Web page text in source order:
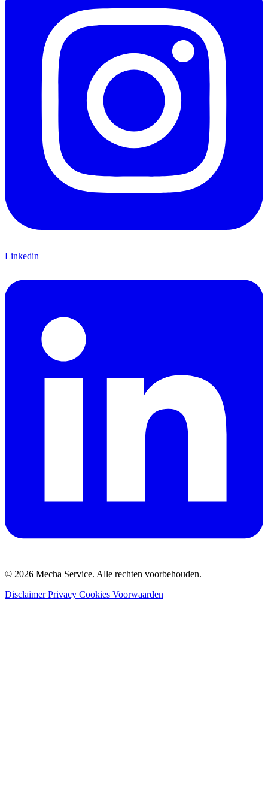
Linkedin
© 2026 Mecha Service. Alle rechten voorbehouden.
DisclaimerPrivacy Cookies Voorwaarden